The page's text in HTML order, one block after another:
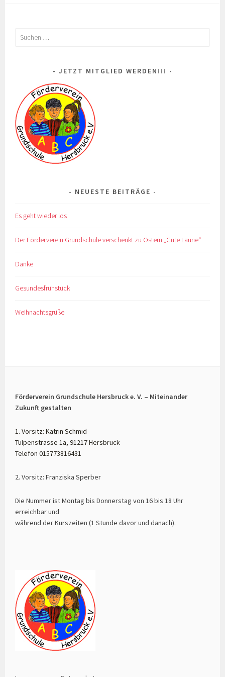
Suchen
JETZT MITGLIED WERDEN!!!
NEUESTE BEITRÄGE
Es geht wieder los
Der Förderverein Grundschule verschenkt zu Ostern „Gute Laune“
Danke
Gesundesfrühstück
Weihnachtsgrüße
Förderverein Grundschule Hersbruck e. V. – Miteinander
Zukunft gestalten
1. Vorsitz: Katrin Schmid
Tulpenstrasse 1a, 91217 Hersbruck
Telefon 015773816431
2. Vorsitz: Franziska Sperber
Die Nummer ist Montag bis Donnerstag von 16 bis 18 Uhr
erreichbar und
während der Kurszeiten (1 Stunde davor und danach).